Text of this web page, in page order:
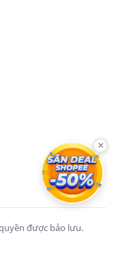
được bảo lưu.
×